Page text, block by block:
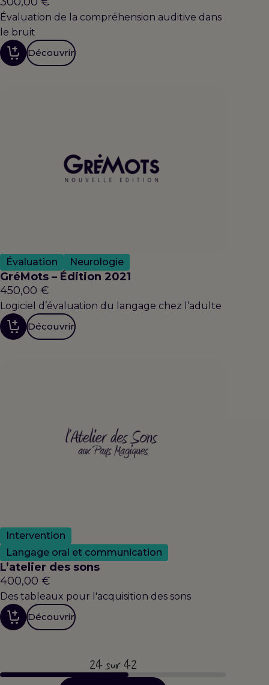
Évaluation de la compréhension auditive dans
le bruit
Découvrir
Évaluation Neurologie
GréMots – Édition 2021
450,00 €
Logiciel d’évaluation du langage chez l’adulte
Découvrir
Intervention
Langage oral et communication
L’atelier des sons
400,00 €
Des tableaux pour l'acquisition des sons
Découvrir
24sur 42